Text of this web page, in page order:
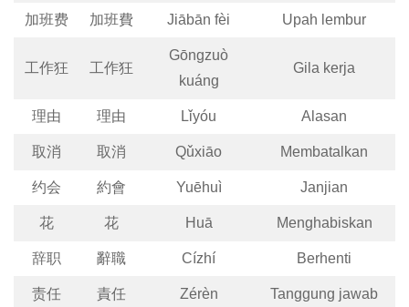
加班费 加班費 Jiābān fèi Upah lembur
工作狂 工作狂
Gōngzuò
kuáng
Gila kerja
理由 理由 Lǐyóu Alasan
取消 取消 Qǔxiāo Membatalkan
约会 約會 Yuēhuì Janjian
花 花 Huā Menghabiskan
辞职 辭職 Cízhí Berhenti
责任 責任 Zérèn Tanggung jawab